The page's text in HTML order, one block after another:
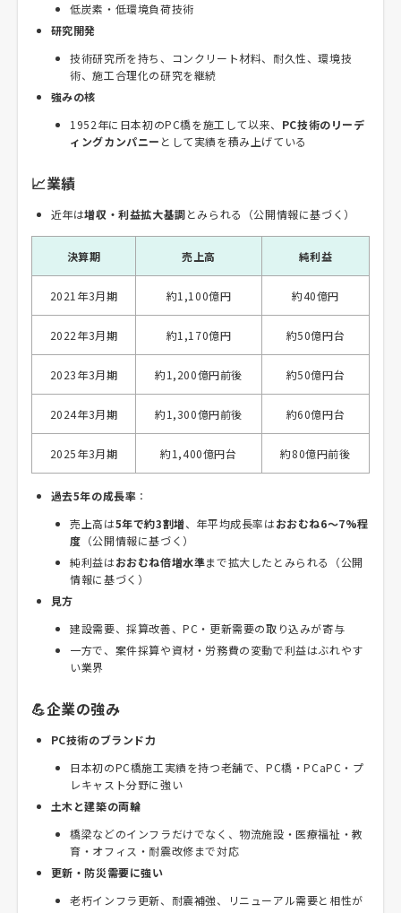
低炭素・低環境負荷技術
研究開発
技術研究所を持ち、コンクリート材料、耐久性、環境技
術、施工合理化の研究を継続
強みの核
1952年に日本初のPC橋を施工して以来、 PC技術のリーデ
ィングカンパニー として実績を積み上げている
📈業績
近年は増収・利益拡大基調とみられる（公開情報に基づく）
決算期 売上高 純利益
2021年3月期 約1,100億円 約40億円
2022年3月期 約1,170億円 約50億円台
2023年3月期 約1,200億円前後 約50億円台
2024年3月期 約1,300億円前後 約60億円台
2025年3月期 約1,400億円台 約80億円前後
過去5年の成長率 ：
売上高は5年で約3割増、年平均成長率はおおむね6〜7%程
度 （公開情報に基づく）
純利益はおおむね倍増水準まで拡大したとみられる（公開
情報に基づく）
見方
建設需要、採算改善、PC・更新需要の取り込みが寄与
一方で、案件採算や資材・労務費の変動で利益はぶれやす
い業界
💪企業の強み
PC技術のブランド力
日本初のPC橋施工実績を持つ老舗で、PC橋・PCaPC・プ
レキャスト分野に強い
土木と建築の両輪
橋梁などのインフラだけでなく、物流施設・医療福祉・教
育・オフィス・耐震改修まで対応
更新・防災需要に強い
老朽インフラ更新、耐震補強、リニューアル需要と相性が